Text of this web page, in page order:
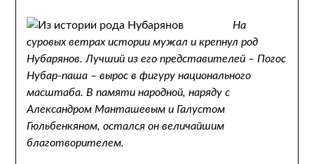
На
суровых ветрах истории мужал и крепнул род
Нубарянов. Лучший из его представителей – Погос
Нубар-паша – вырос в фигуру национального
масштаба. В памяти народной, наряду с
Александром Манташевым и Галустом
Гюльбенкяном, остался он величайшим
благотворителем.